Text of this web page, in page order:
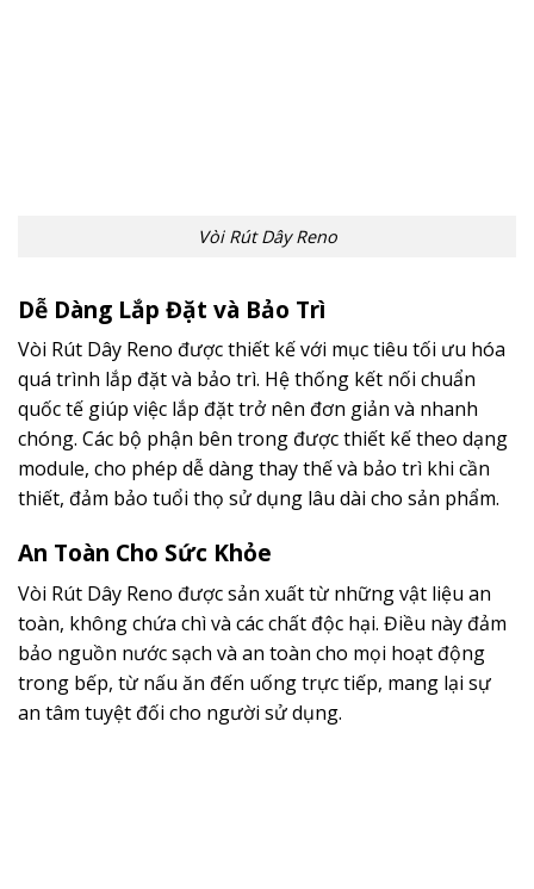
Vòi Rút Dây Reno
Dễ Dàng Lắp Đặt và Bảo Trì
Vòi Rút Dây Reno được thiết kế với mục tiêu tối ưu hóa
quá trình lắp đặt và bảo trì. Hệ thống kết nối chuẩn
quốc tế giúp việc lắp đặt trở nên đơn giản và nhanh
chóng. Các bộ phận bên trong được thiết kế theo dạng
module, cho phép dễ dàng thay thế và bảo trì khi cần
thiết, đảm bảo tuổi thọ sử dụng lâu dài cho sản phẩm.
An Toàn Cho Sức Khỏe
Vòi Rút Dây Reno được sản xuất từ những vật liệu an
toàn, không chứa chì và các chất độc hại. Điều này đảm
bảo nguồn nước sạch và an toàn cho mọi hoạt động
trong bếp, từ nấu ăn đến uống trực tiếp, mang lại sự
an tâm tuyệt đối cho người sử dụng.